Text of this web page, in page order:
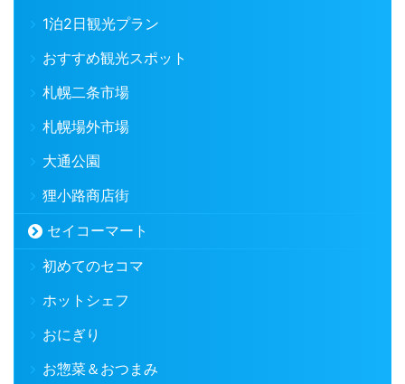
1泊2日観光プラン
おすすめ観光スポット
札幌二条市場
札幌場外市場
大通公園
狸小路商店街
セイコーマート
初めてのセコマ
ホットシェフ
おにぎり
お惣菜＆おつまみ